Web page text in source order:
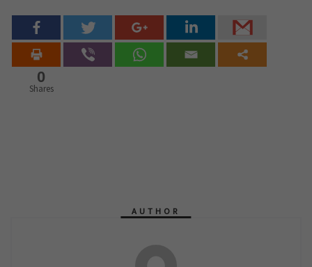
0
Shares
AUTHOR